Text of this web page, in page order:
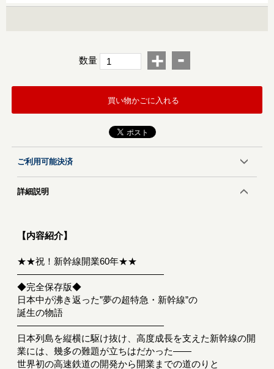
数量 + -
買い物かごに入れる
ご利用可能決済
詳細説明
【内容紹介】
★★祝！新幹線開業60年★★
――――――――――――――――
◆完全保存版◆
日本中が沸き返った”夢の超特急・新幹線”の
誕生の物語
――――――――――――――――
日本列島を縦横に駆け抜け、高度成長を支えた新幹線の開
業には、幾多の難題が立ちはだかった――
世界初の高速鉄道の開発から開業までの道のりと